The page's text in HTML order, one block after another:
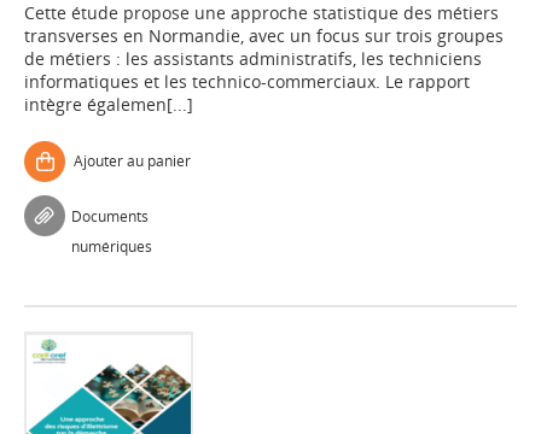
Cette étude propose une approche statistique des métiers
transverses en Normandie, avec un focus sur trois groupes
de métiers : les assistants administratifs, les techniciens
informatiques et les technico-commerciaux. Le rapport
intègre égalemen[...]
Ajouter au panier
Documents
numériques